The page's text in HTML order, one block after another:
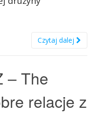
Czytaj dalej
– The
relacje z